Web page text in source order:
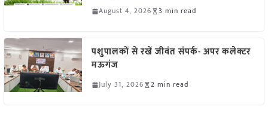
August 4, 2026 3 min read
पशुपालकों से रखें जीवंत संपर्क- अपर कलेक्टर
मऊगंज
July 31, 2026 2 min read